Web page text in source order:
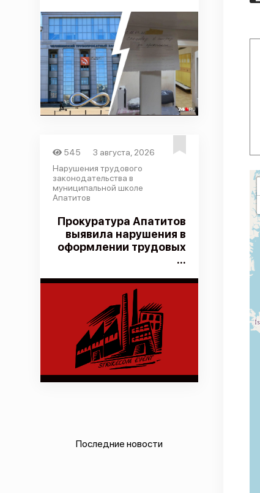
545
3 августа, 2026
Нарушения трудового
законодательства в
муниципальной школе
Апатитов
Прокуратура Апатитов
выявила нарушения в
оформлении трудовых
...
Последние новости